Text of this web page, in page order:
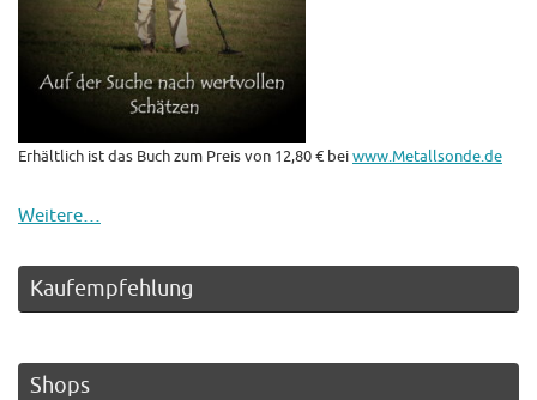
Erhältlich ist das Buch zum Preis von 12,80 € beiwww.Metallsonde.de
Weitere…
Kaufempfehlung
Shops